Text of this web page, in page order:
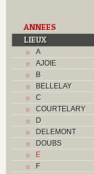
ANNEES
LIEUX
A
AJOIE
B
BELLELAY
C
COURTELARY
D
DELEMONT
DOUBS
E
F